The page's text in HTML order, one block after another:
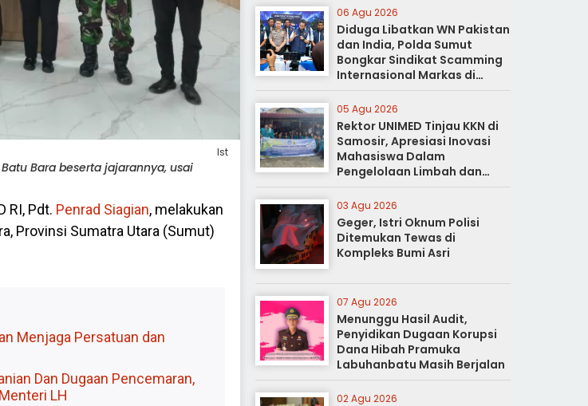
Ist
Bara beserta jajarannya, usai
RI, Pdt. Penrad Siagian, melakukan
Provinsi Sumatra Utara (Sumut)
Menjaga Persatuan dan
Dan Dugaan Pencemaran,
LH
06 Agu 2026
Diduga Libatkan WN Pakistan
dan India, Polda Sumut
Bongkar Sindikat Scamming
Internasional Markas di
Apartemen Podomoro
05 Agu 2026
Rektor UNIMED Tinjau KKN di
Samosir, Apresiasi Inovasi
Mahasiswa Dalam
Pengelolaan Limbah dan
Pertanian Ramah Lingkungan
03 Agu 2026
Geger, Istri Oknum Polisi
Ditemukan Tewas di
Kompleks Bumi Asri
07 Agu 2026
Menunggu Hasil Audit,
Penyidikan Dugaan Korupsi
Dana Hibah Pramuka
Labuhanbatu Masih Berjalan
02 Agu 2026